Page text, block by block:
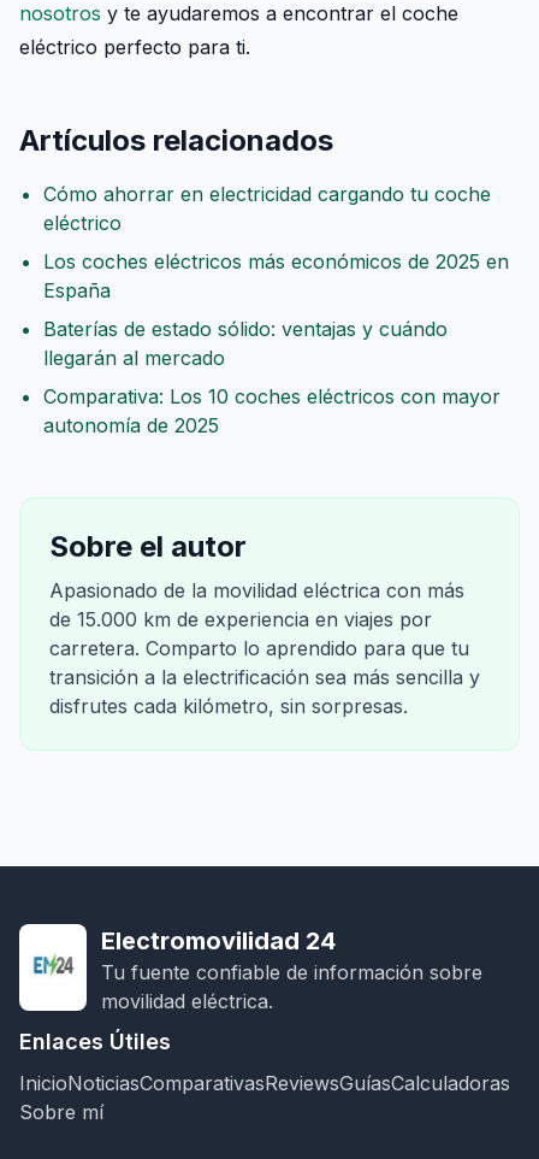
nosotros y te ayudaremos a encontrar el coche
eléctrico perfecto para ti.
Artículos relacionados
Cómo ahorrar en electricidad cargando tu coche
eléctrico
Los coches eléctricos más económicos de 2025 en
España
Baterías de estado sólido: ventajas y cuándo
llegarán al mercado
Comparativa: Los 10 coches eléctricos con mayor
autonomía de 2025
Sobre el autor
Apasionado de la movilidad eléctrica con más
de 15.000 km de experiencia en viajes por
carretera. Comparto lo aprendido para que tu
transición a la electrificación sea más sencilla y
disfrutes cada kilómetro, sin sorpresas.
Electromovilidad 24
Tu fuente confiable de información sobre
movilidad eléctrica.
Enlaces Útiles
InicioNoticiasComparativasReviewsGuíasCalculadoras
Sobre mí